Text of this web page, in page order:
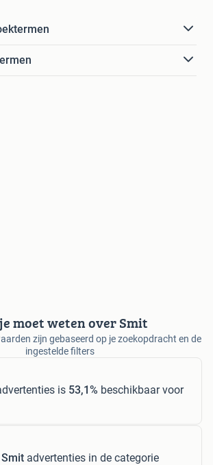
moet weten over Smit
zijn gebaseerd op je zoekopdracht en de
ingestelde filters
is 53,1% beschikbaar voor
Smit advertenties in de categorie